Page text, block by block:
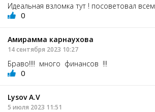
Идеальная взломка тут ! посоветовал всем
0
Амирамма карнаухова
14 сентября 2023 10:27
Браво!!!! много финансов !!!
0
Lysov A.V
5 июля 2023 11:51